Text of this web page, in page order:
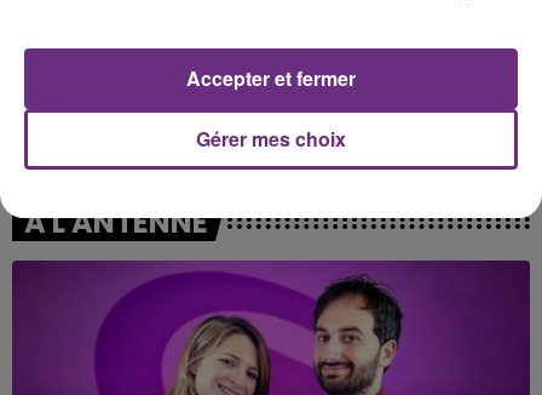
Four To The Floor
A L'ANTENNE
Gérer mes choix
Accepter et fermer